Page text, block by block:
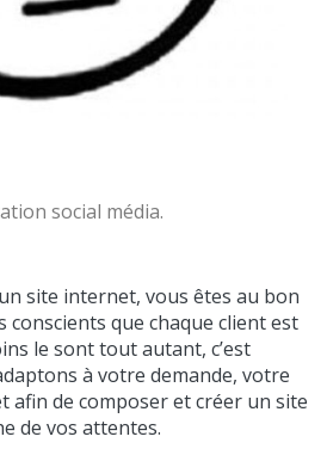
site internet, vous êtes au bon
conscients que chaque client est
le sont tout autant, c’est
à votre demande, votre
afin de composer et créer un site
de vos attentes.
social média.